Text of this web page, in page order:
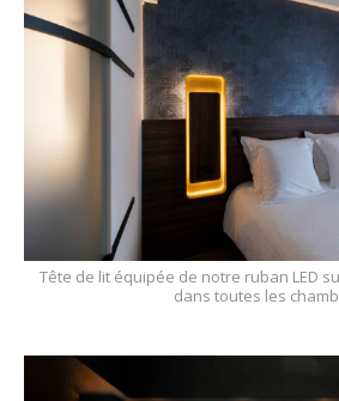
Tête de lit équipée de notre ruban LED
dans toutes les